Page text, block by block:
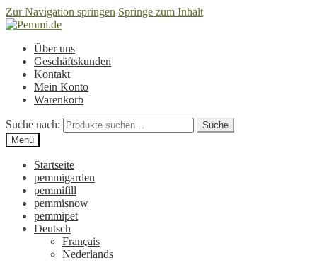
Zur Navigation springen Springe zum Inhalt
Über uns
Geschäftskunden
Kontakt
Mein Konto
Warenkorb
Suche nach:
Suche
Menü
Startseite
pemmigarden
pemmifill
pemmisnow
pemmipet
Deutsch
Français
Nederlands